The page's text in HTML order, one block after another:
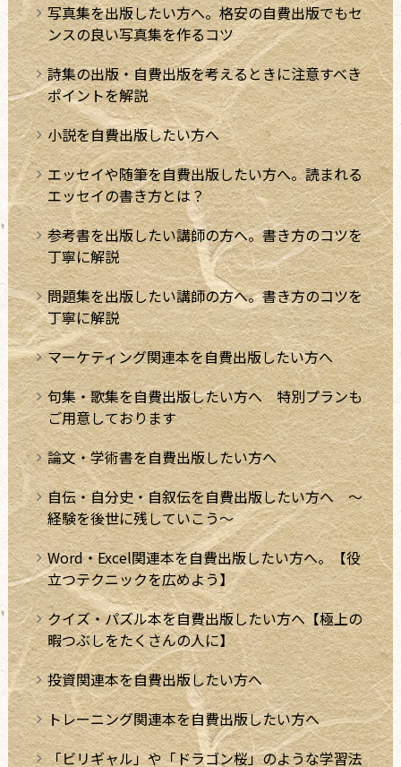
写真集を出版したい方へ。格安の自費出版でもセ
ンスの良い写真集を作るコツ
詩集の出版・自費出版を考えるときに注意すべき
ポイントを解説
小説を自費出版したい方へ
エッセイや随筆を自費出版したい方へ。読まれる
エッセイの書き方とは？
参考書を出版したい講師の方へ。書き方のコツを
丁寧に解説
問題集を出版したい講師の方へ。書き方のコツを
丁寧に解説
マーケティング関連本を自費出版したい方へ
句集・歌集を自費出版したい方へ 特別プランも
ご用意しております
論文・学術書を自費出版したい方へ
自伝・自分史・自叙伝を自費出版したい方へ ～
経験を後世に残していこう～
Word・Excel関連本を自費出版したい方へ。【役
立つテクニックを広めよう】
クイズ・パズル本を自費出版したい方へ【極上の
暇つぶしをたくさんの人に】
投資関連本を自費出版したい方へ
トレーニング関連本を自費出版したい方へ
「ビリギャル」や「ドラゴン桜」のような学習法